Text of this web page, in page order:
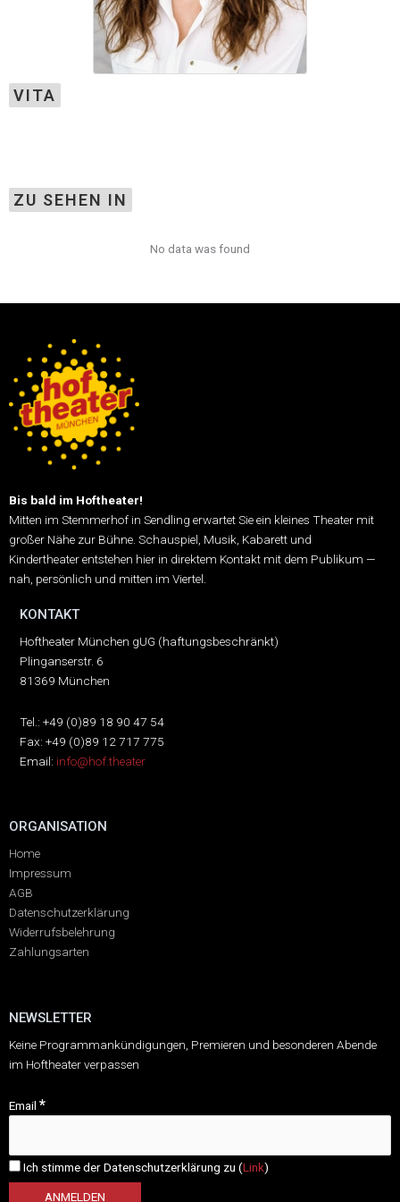
VITA
ZU SEHEN IN
No data was found
Bis bald im Hoftheater!
Mitten im Stemmerhof in Sendling erwartet Sie ein kleines Theater mit
großer Nähe zur Bühne. Schauspiel, Musik, Kabarett und
Kindertheater entstehen hier in direktem Kontakt mit dem Publikum —
nah, persönlich und mitten im Viertel.
KONTAKT
Hoftheater München gUG (haftungsbeschränkt)
Plinganserstr. 6
81369 München
Tel.: +49 (0)89 18 90 47 54
Fax: +49 (0)89 12 717 775
Email: info@hof.theater
ORGANISATION
Home
Impressum
AGB
Datenschutzerklärung
Widerrufsbelehrung
Zahlungsarten
NEWSLETTER
Keine Programmankündigungen, Premieren und besonderen Abende
im Hoftheater verpassen
Email *
Ich stimme der Datenschutzerklärung zu (Link)